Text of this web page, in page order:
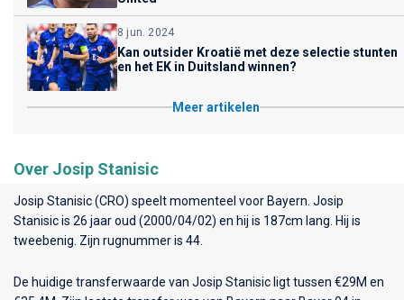
8 jun. 2024
Kan outsider Kroatië met deze selectie stunten
en het EK in Duitsland winnen?
Meer artikelen
Over Josip Stanisic
Josip Stanisic (CRO) speelt momenteel voor Bayern . Josip
Stanisic is 26 jaar oud (2000/04/02) en hij is 187cm lang. Hij is
tweebenig. Zijn rugnummer is 44.
De huidige transferwaarde van Josip Stanisic ligt tussen €29M en